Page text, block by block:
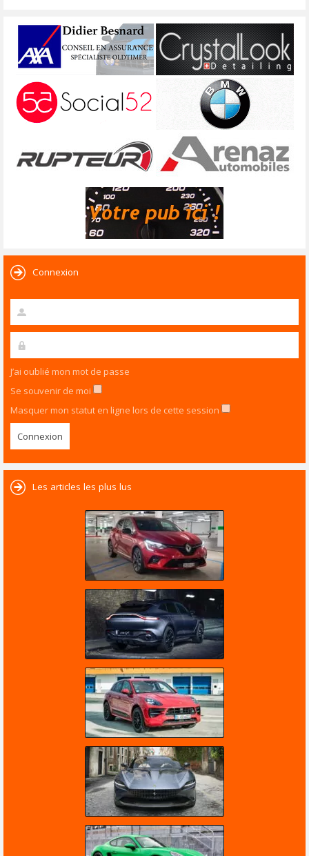
Connexion
J’ai oublié mon mot de passe
Se souvenir de moi
Masquer mon statut en ligne lors de cette session
Les articles les plus lus